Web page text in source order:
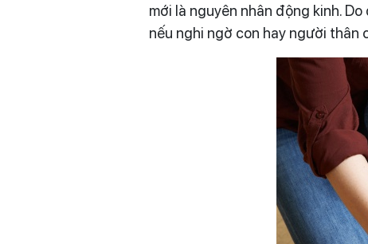
mới là nguyên nhân động kinh.
nếu nghi ngờ con hay người thân